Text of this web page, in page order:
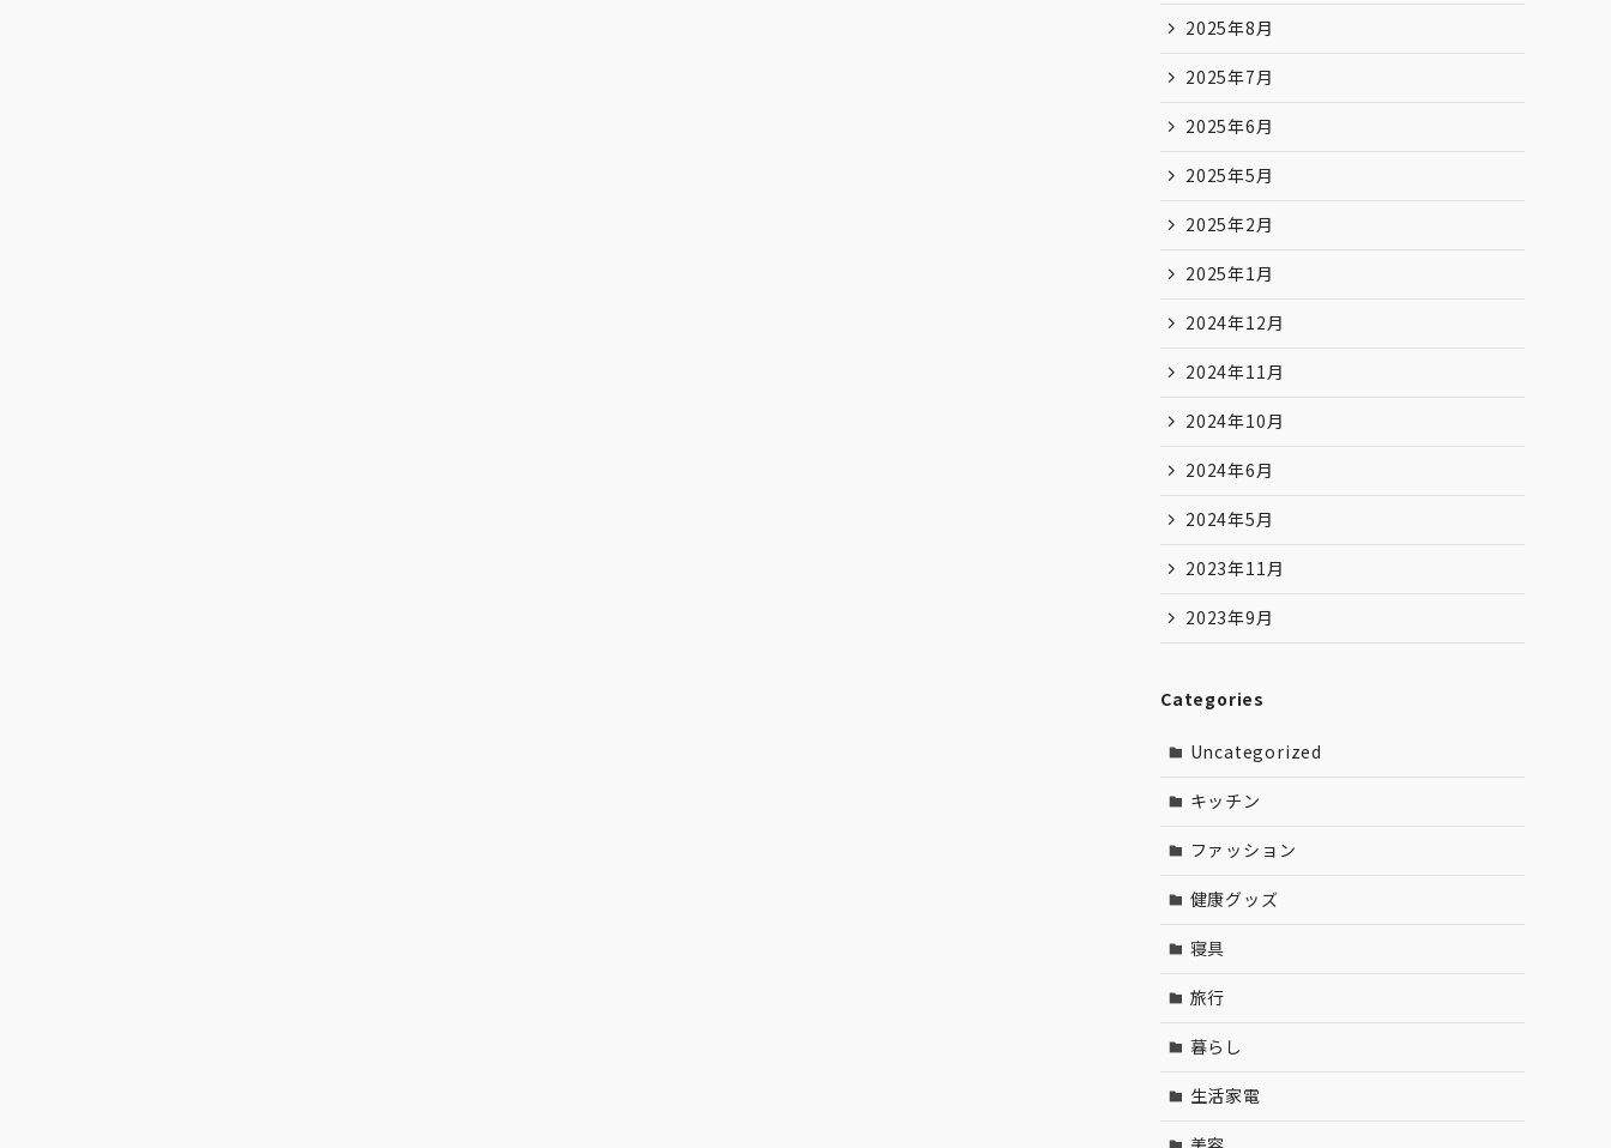
2025年8月
2025年7月
2025年6月
2025年5月
2025年2月
2025年1月
2024年12月
2024年11月
2024年10月
2024年6月
2024年5月
2023年11月
2023年9月
Categories
Uncategorized
キッチン
ファッション
健康グッズ
寝具
旅行
暮らし
生活家電